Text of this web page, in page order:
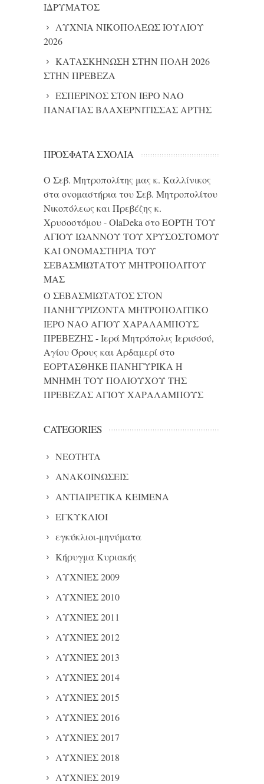
ΙΔΡΥΜΑΤΟΣ
ΛΥΧΝΙΑ ΝΙΚΟΠΟΛΕΩΣ ΙΟΥΛΙΟΥ
2026
ΚΑΤΑΣΚΗΝΩΣΗ ΣΤΗΝ ΠΟΛΗ 2026
ΣΤΗΝ ΠΡΕΒΕΖΑ
ΕΣΠΕΡΙΝΟΣ ΣΤΟΝ ΙΕΡΟ ΝΑΟ
ΠΑΝΑΓΙΑΣ ΒΛΑΧΕΡΝΙΤΙΣΣΑΣ ΑΡΤΗΣ
ΠΡΌΣΦΑΤΑ ΣΧΌΛΙΑ
Ο Σεβ. Μητροπολίτης μας κ. Καλλίνικος
στα ονομαστήρια του Σεβ. Μητροπολίτου
Νικοπόλεως και Πρεβέζης κ.
Χρυσοστόμου - OlaDeka στοΕΟΡΤΗ ΤΟΥ
ΑΓΙΟΥ ΙΩΑΝΝΟΥ ΤΟΥ ΧΡΥΣΟΣΤΟΜΟΥ
ΚΑΙ ONΟΜΑΣΤΗΡΙΑ ΤΟΥ
ΣΕΒΑΣΜΙΩΤΑΤΟΥ ΜΗΤΡΟΠΟΛΙΤΟΥ
ΜΑΣ
Ο ΣΕΒΑΣΜΙΩΤΑΤΟΣ ΣΤΟΝ
ΠΑΝΗΓΥΡΙΖΟΝΤΑ ΜΗΤΡΟΠΟΛΙΤΙΚΟ
ΙΕΡΟ ΝΑΟ ΑΓΙΟΥ ΧΑΡΑΛΑΜΠΟΥΣ
ΠΡΕΒΕΖΗΣ - Ιερά Μητρόπολις Ιερισσού,
Αγίου Όρους και Αρδαμερίστο
ΕΟΡΤΑΣΘΗΚΕ ΠΑΝΗΓΥΡΙΚΑ Η
ΜΝΗΜΗ ΤΟΥ ΠΟΛΙΟΥΧΟΥ ΤΗΣ
ΠΡΕΒΕΖΑΣ ΑΓΙΟΥ ΧΑΡΑΛΑΜΠΟΥΣ
CATEGORIES
NEOTHTA
ΑΝΑΚΟΙΝΩΣΕΙΣ
ΑΝΤΙΑΙΡΕΤΙΚΑ ΚΕΙΜΕΝΑ
ΕΓΚΥΚΛΙΟΙ
εγκύκλιοι-μηνύματα
Κήρυγμα Κυριακής
ΛΥΧΝΙΕΣ 2009
ΛΥΧΝΙΕΣ 2010
ΛΥΧΝΙΕΣ 2011
ΛΥΧΝΙΕΣ 2012
ΛΥΧΝΙΕΣ 2013
ΛΥΧΝΙΕΣ 2014
ΛΥΧΝΙΕΣ 2015
ΛΥΧΝΙΕΣ 2016
ΛΥΧΝΙΕΣ 2017
ΛΥΧΝΙΕΣ 2018
ΛΥΧΝΙΕΣ 2019